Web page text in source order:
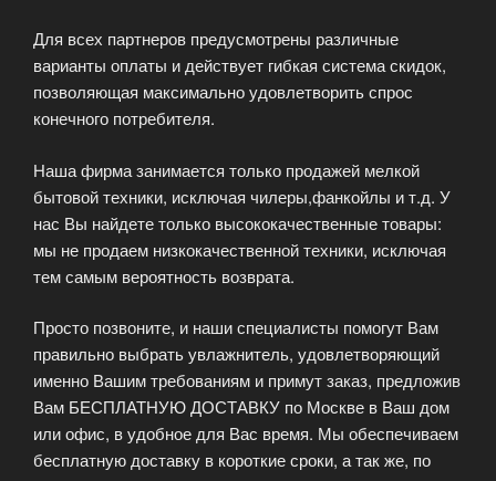
Для всех партнеров предусмотрены различные
варианты оплаты и действует гибкая система скидок,
позволяющая максимально удовлетворить спрос
конечного потребителя.
Наша фирма занимается только продажей мелкой
бытовой техники, исключая чилеры,фанкойлы и т.д. У
нас Вы найдете только высококачественные товары:
мы не продаем низкокачественной техники, исключая
тем самым вероятность возврата.
Просто позвоните, и наши специалисты помогут Вам
правильно выбрать увлажнитель, удовлетворяющий
именно Вашим требованиям и примут заказ, предложив
Вам БЕСПЛАТНУЮ ДОСТАВКУ по Москве в Ваш дом
или офис, в удобное для Вас время. Мы обеспечиваем
бесплатную доставку в короткие сроки, а так же, по